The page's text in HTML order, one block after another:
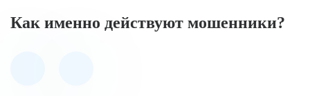
Как именно действуют мошенники?